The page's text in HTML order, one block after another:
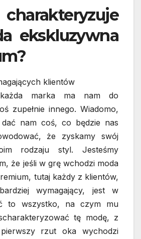
ekskluzywna
marka ma nam do
zupełnie innego. Wiadomo,
nam coś, co będzie nas
że zyskamy swój
rodzaju styl. Jesteśmy
że jeśli w grę wchodzi moda
tutaj każdy z klientów,
wymagający, jest w
to wszystko, na czym mu
tę modę, z
rzut oka wychodzi